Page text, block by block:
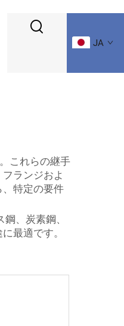
JA
これらの継手
ランジおよ
特定の要件
、炭素鋼、
最適です。